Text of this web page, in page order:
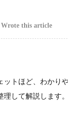
Wrote this article
トほど、わかり
理して解説します。